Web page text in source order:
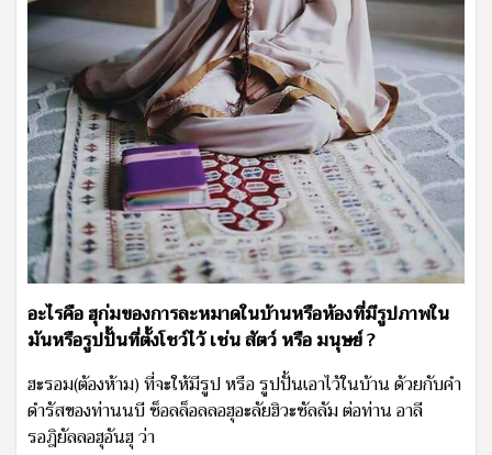
อะไรคือ ฮุก่มของการละหมาดในบ้านหรือห้องที่มีรูปภาพใน
มันหรือรูปปั้นที่ตั้งโชว์ไว้ เช่น สัตว์ หรือ มนุษย์ ?
ฮะรอม(ต้องห้าม) ที่จะให้มีรูป หรือ รูปปั้นเอาไว้ในบ้าน ด้วยกับคำ
ดำรัสของท่านนบี ซ็อลล็อลลอฮุอะลัยฮิวะซัลลัม ต่อท่าน อาลี
รอฎิยัลลอฮุอันฮุ ว่า